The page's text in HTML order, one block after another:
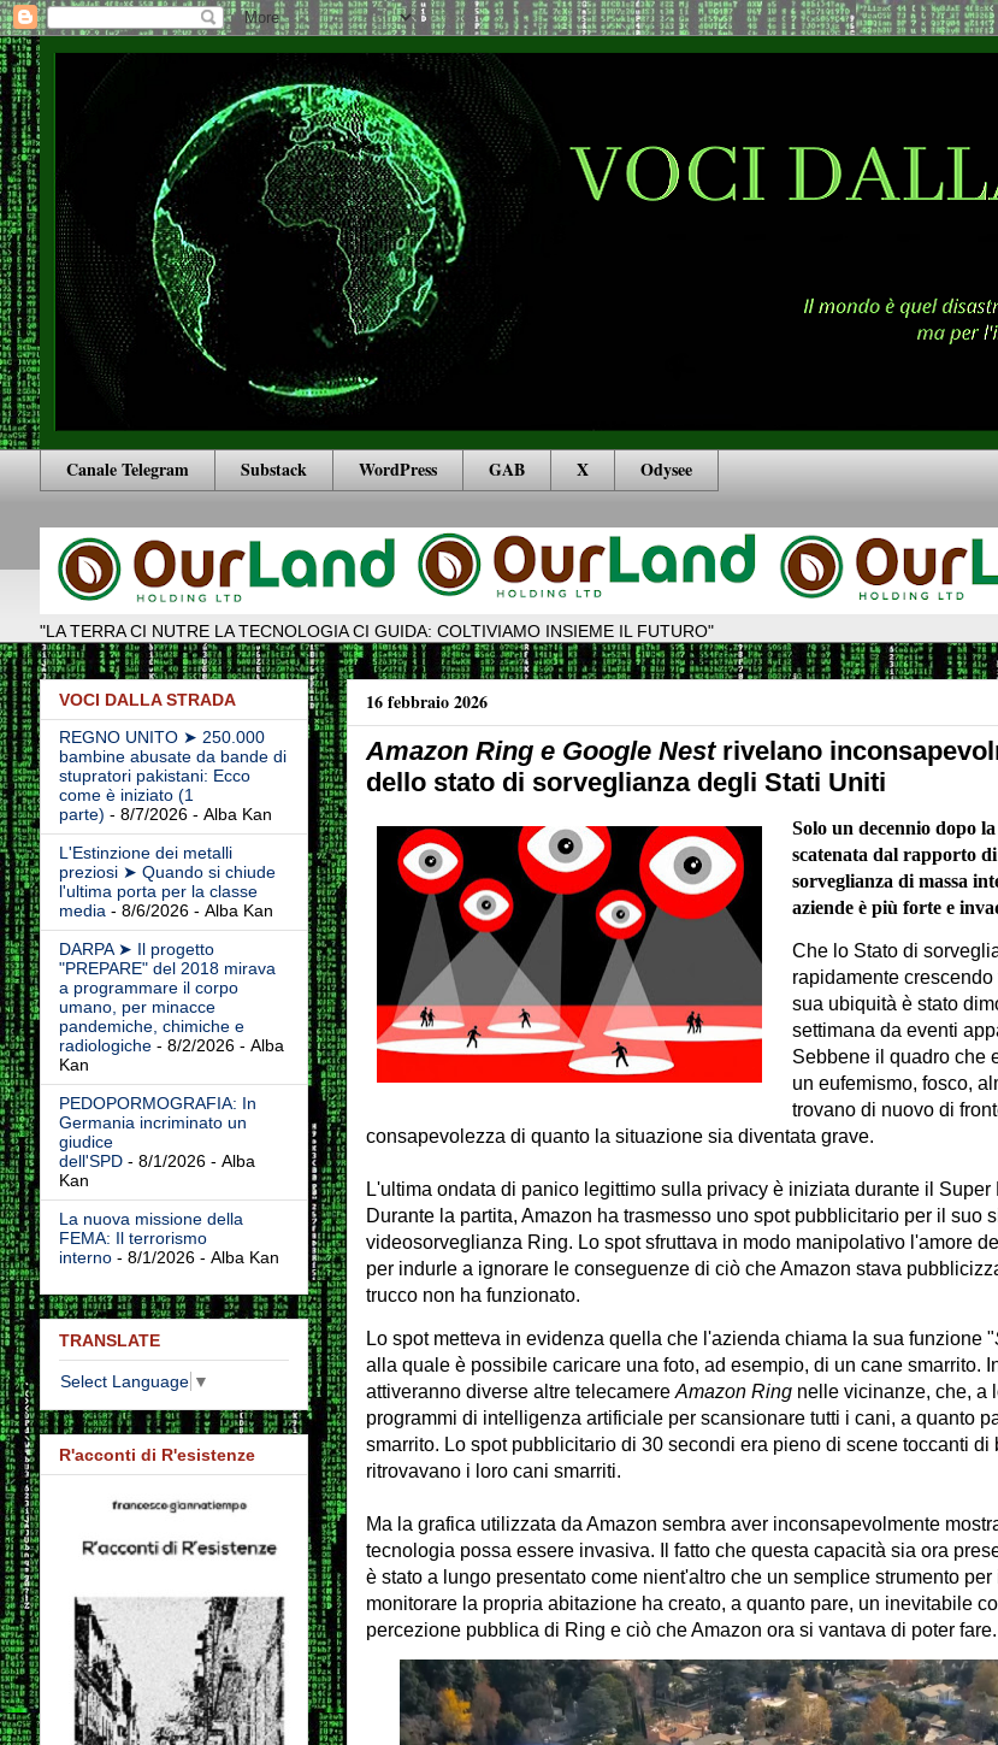
Canale Telegram Substack WordPress GAB X Odysee
"LA TERRA CI NUTRE LA TECNOLOGIA CI GUIDA: COLTIVIAMO INSIEME IL FUTURO"
16 febbraio 2026
Amazon Ring e Google Nestrivelano
dello stato di sorveglianza degli Stati Uniti
Solo un decennio dopo
scatenata dal rapporto
sorveglianza di massa
aziende è più forte e
Che lo Stato di
rapidamente
sua ubiquità è stato
settimana da eventi
Sebbene il quadro che
un eufemismo, fosco,
trovano di nuovo di
consapevolezza di quanto la situazione sia diventata grave.
L'ultima ondata di panico legittimo sulla privacy è iniziata durante il Super
Durante la partita, Amazon ha trasmesso uno spot pubblicitario per il suo
videosorveglianza Ring. Lo spot sfruttava in modo manipolativo l'amore
per indurle a ignorare le conseguenze di ciò che Amazon stava
trucco non ha funzionato.
Lo spot metteva in evidenza quella che l'azienda chiama la sua funzione "
alla quale è possibile caricare una foto, ad esempio, di un cane smarrito.
attiveranno diverse altre telecamere Amazon Ringnelle vicinanze, che, a
programmi di intelligenza artificiale per scansionare tutti i cani, a quanto
smarrito. Lo spot pubblicitario di 30 secondi era pieno di scene toccanti di
ritrovavano i loro cani smarriti.
Ma la grafica utilizzata da Amazon sembra aver inconsapevolmente
tecnologia possa essere invasiva. Il fatto che questa capacità sia ora
è stato a lungo presentato come nient'altro che un semplice strumento
monitorare la propria abitazione ha creato, a quanto pare, un inevitabile
percezione pubblica di Ring e ciò che Amazon ora si vantava di poter fare.
VOCI DALLA STRADA
REGNO UNITO ➤ 250.000
bambine abusate da bande di
stupratori pakistani: Ecco
come è iniziato (1
parte) - 8/7/2026- Alba Kan
L'Estinzione dei metalli
preziosi ➤ Quando si chiude
l'ultima porta per la classe
media - 8/6/2026- Alba Kan
DARPA ➤ Il progetto
"PREPARE" del 2018 mirava
a programmare il corpo
umano, per minacce
pandemiche, chimiche e
radiologiche- 8/2/2026- Alba
Kan
PEDOPORMOGRAFIA: In
Germania incriminato un
giudice
dell'SPD- 8/1/2026- Alba
Kan
La nuova missione della
FEMA: Il terrorismo
interno- 8/1/2026- Alba Kan
TRANSLATE
Select Language ▼
R'acconti di R'esistenze